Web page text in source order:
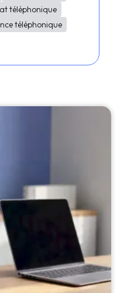
téléphonique
téléphonique